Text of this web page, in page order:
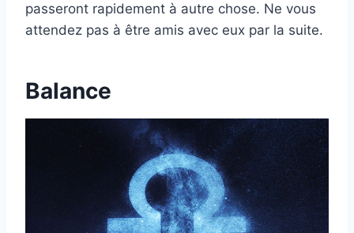
passeront rapidement à autre chose. Ne vous
attendez pas à être amis avec eux par la suite.
Balance